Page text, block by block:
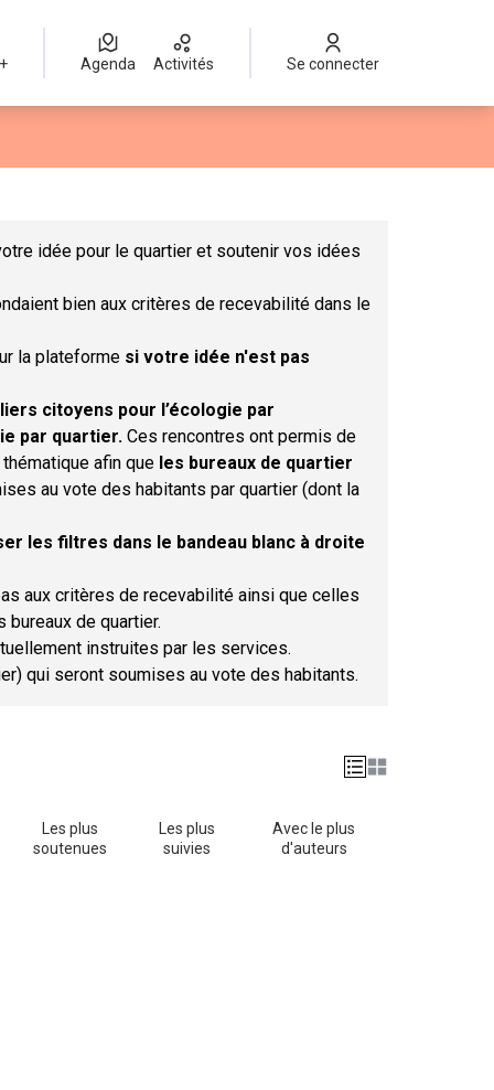
Agenda Activités Se connecter
idée pour le quartier et soutenir vos idées
bien aux critères de recevabilité dans le
la plateforme si votre idée n'est pas
citoyens pour l’écologie par
par quartier. Ces rencontres ont permis de
afin que les bureaux de quartier
au vote des habitants par quartier (dont la
les filtres dans le bandeau blanc à droite
aux critères de recevabilité ainsi que celles
de quartier.
instruites par les services.
qui seront soumises au vote des habitants.
Les plus
soutenues
Les plus
suivies
Avec le plus
d'auteurs